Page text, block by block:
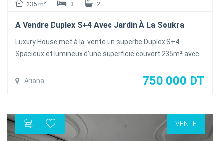
235 m² 3 2
A Vendre Duplex S+4 Avec Jardin À La Soukra
Luxury House met à la vente un superbe Duplex S+4
Spacieux et lumineux d'une superficie couvert 235m² avec
résidence calme et sécurisés proche de toutes les
Au Rez-de-chaussée : un salon spacieux et lumineux
donnant sur le jardin , une salle à manger, une cuisine
parfaitement équipée est aménager ( plaque , Hotte , four,
Ariana 750 000 DT
VENTE